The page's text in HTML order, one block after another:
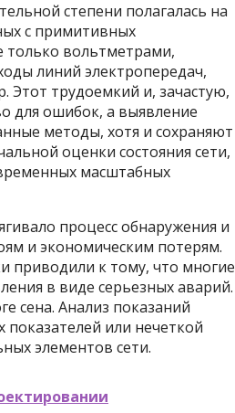
степени полагалась на
с примитивных
вольтметрами,
линий электропередач,
Этот трудоемкий и, зачастую,
для ошибок, а выявление
методы, хотя и сохраняют
оценки состояния сети,
масштабных
процесс обнаружения и
и экономическим потерям.
приводили к тому, что многие
в виде серьезных аварий.
сена. Анализ показаний
показателей или нечеткой
элементов сети.